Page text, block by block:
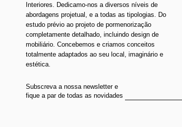
Interiores. Dedicamo-nos a diversos níveis de
abordagens projetual, e a todas as tipologias. Do
estudo prévio ao projeto de pormenorização
completamente detalhado, incluindo design de
mobiliário. Concebemos e criamos conceitos
totalmente adaptados ao seu local, imaginário e
estética.
Subscreva a nossa newsletter e
fique a par de todas as novidades